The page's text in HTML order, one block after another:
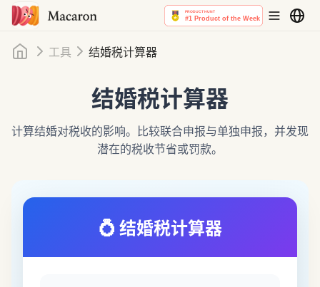
首页工具 结婚税计算器
结婚税计算器
计算结婚对税收的影响。比较联合申报与单独申报，并发现
潜在的税收节省或罚款。
💍 结婚税计算器